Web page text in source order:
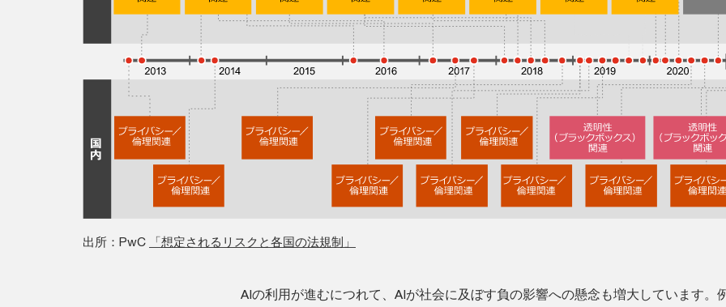
出所：PwC 「想定されるリスクと各国の法規制」
AIの利用が進むにつれて、AIが社会に及ぼす負の影響への懸念も増大しています。